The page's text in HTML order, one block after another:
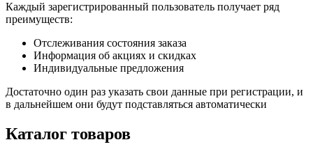
Каждый зарегистрированный пользователь получает ряд
преимуществ:
Отслеживания состояния заказа
Информация об акциях и скидках
Индивидуальные предложения
Достаточно один раз указать свои данные при регистрации, и
в дальнейшем они будут подставляться автоматически
Каталог товаров